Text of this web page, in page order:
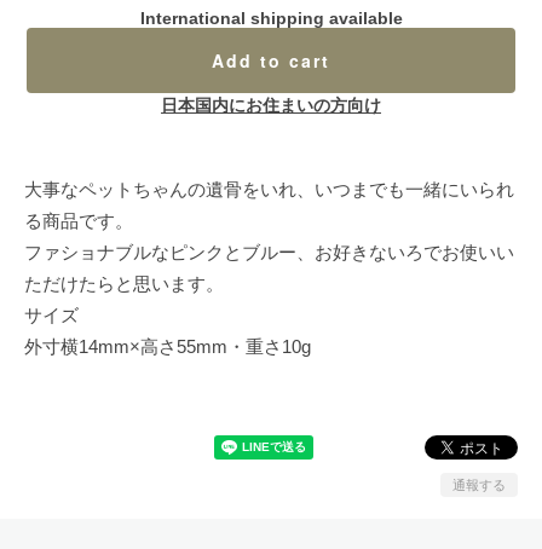
International shipping available
Add to cart
日本国内にお住まいの方向け
大事なペットちゃんの遺骨をいれ、いつまでも一緒にいられ
る商品です。
ファショナブルなピンクとブルー、お好きないろでお使いい
ただけたらと思います。
サイズ
外寸横14mm×高さ55mm・重さ10g
通報する